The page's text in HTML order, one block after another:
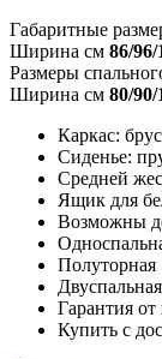
Габаритные
Ширина см 86/96/
Размеры
Ширина см 80/90/
Каркас:
Сиденье:
Средней
Ящик для
Возможны
Полуторная
Двуспальная
Гарантия
Купить с